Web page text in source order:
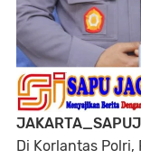
Di Korlantas